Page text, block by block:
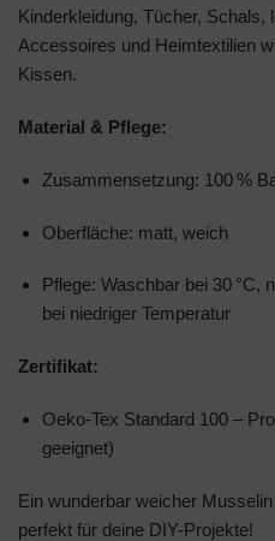
Kinderkleidung, Tücher, Schals,
Accessoires und Heimtextilien
Kissen.
Material & Pflege:
Zusammensetzung: 100 %
Oberfläche: matt, weich
Pflege: Waschbar bei 30 °C,
bei niedriger Temperatur
Zertifikat:
Oeko-Tex Standard 100 –
geeignet)
Ein wunderbar weicher
perfekt für deine DIY-Projekte!